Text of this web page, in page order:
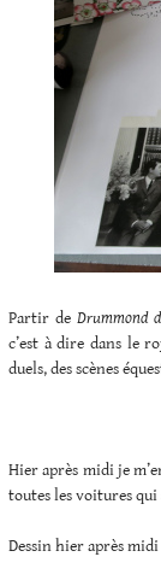
Partir de Drummond
c’est à dire dans le
duels, des scènes
Hier après midi je
toutes les voitures qui
Dessin hier après